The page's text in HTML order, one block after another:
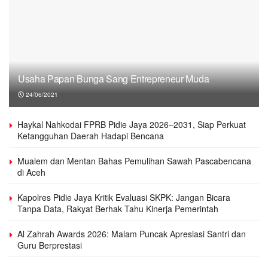
Usaha Papan Bunga Sang Entrepreneur Muda
24/06/2021
Haykal Nahkodai FPRB Pidie Jaya 2026–2031, Siap Perkuat
Ketangguhan Daerah Hadapi Bencana
Mualem dan Mentan Bahas Pemulihan Sawah Pascabencana
di Aceh
Kapolres Pidie Jaya Kritik Evaluasi SKPK: Jangan Bicara
Tanpa Data, Rakyat Berhak Tahu Kinerja Pemerintah
Al Zahrah Awards 2026: Malam Puncak Apresiasi Santri dan
Guru Berprestasi